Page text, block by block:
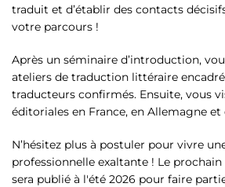
traduit et d’établir des contacts
votre parcours !
Après un séminaire d’introduction,
ateliers de traduction littéraire
traducteurs confirmés. Ensuite, vous
éditoriales en France, en Allemagne et
N’hésitez plus à postuler pour vivre
professionnelle exaltante ! Le
sera publié à l'été 2026 pour faire